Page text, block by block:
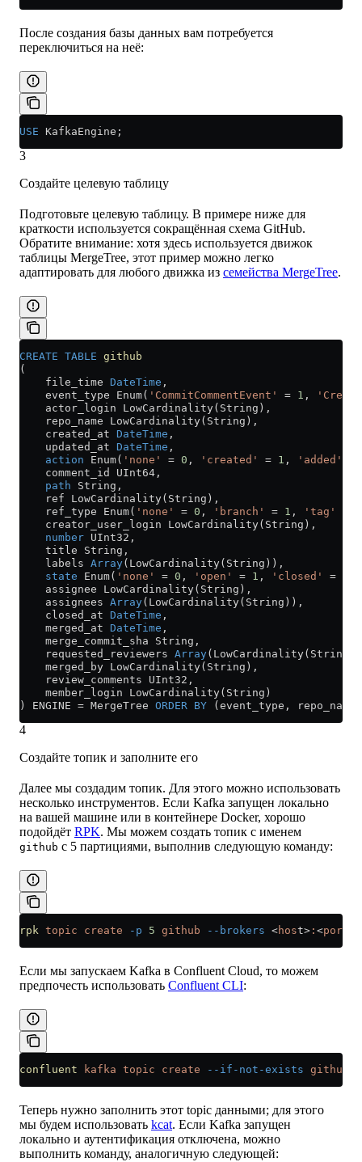
После создания базы данных вам потребуется
переключиться на неё:
USE KafkaEngine;
3
Создайте целевую таблицу
Подготовьте целевую таблицу. В примере ниже для
краткости используется сокращённая схема GitHub.
Обратите внимание: хотя здесь используется движок
таблицы MergeTree, этот пример можно легко
адаптировать для любого движка из семейства MergeTree.
CREATE TABLE github
(
    file_time
DateTime ,
    event_type Enum(
'CommitCommentEvent' = 1 ,
    actor_login LowCardinality(String),
    repo_name LowCardinality(String),
    created_at
DateTime ,
    updated_at
DateTime ,
    action
Enum( 'none' = 0 , 'created' = 1 , 'added'
    comment_id UInt64,
    path
String,
    ref LowCardinality(String),
    ref_type Enum(
'none' = 0 , 'branch' = 1 , 'tag'
    creator_user_login LowCardinality(String),
    number
UInt32,
    title String,
    labels
Array(LowCardinality(String)),
    state
Enum( 'none' = 0 , 'open' = 1 , 'closed' =
    assignee LowCardinality(String),
    assignees
Array(LowCardinality(String)),
    closed_at
DateTime ,
    merged_at
DateTime ,
    merge_commit_sha String,
    requested_reviewers
Array
    merged_by LowCardinality(String),
    review_comments UInt32,
    member_login LowCardinality(String)
) ENGINE = MergeTree ORDER BY (event_type,
4
Создайте топик и заполните его
Далее мы создадим топик. Для этого можно использовать
несколько инструментов. Если Kafka запущен локально
на вашей машине или в контейнере Docker, хорошо
подойдёт RPK. Мы можем создать топик с именем
github с 5 партициями, выполнив следующую команду:
rpk topic create -p 5 github --brokers <host> : <por
Если мы запускаем Kafka в Confluent Cloud, то можем
предпочесть использовать Confluent CLI:
confluent kafka topic create --if-not-exists github
Теперь нужно заполнить этот topic данными; для этого
мы будем использовать kcat. Если Kafka запущен
локально и аутентификация отключена, можно
выполнить команду, аналогичную следующей: